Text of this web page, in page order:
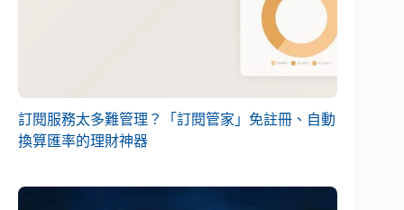
訂閱服務太多難管理？「訂閱管家」免註冊、自動
換算匯率的理財神器